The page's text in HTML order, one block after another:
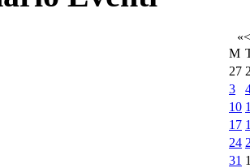
«<
M
27
3
10
17
24
31